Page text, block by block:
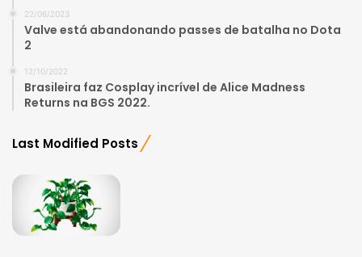
22/06/2023
Valve está abandonando passes de batalha no Dota
2
12/10/2022
Brasileira faz Cosplay incrível de Alice Madness
Returns na BGS 2022.
Last Modified Posts